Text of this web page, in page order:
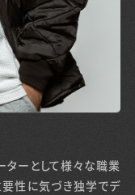
ターとして様々な職業
性に気づき独学でデ